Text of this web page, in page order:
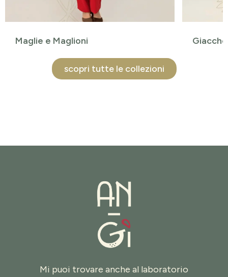
Maglie e Maglioni
scopri tutte le collezioni
Mi puoi trovare anche al laboratorio